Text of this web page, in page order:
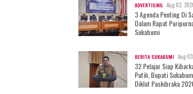
ADVERTISING Aug 03,
3 Agenda Penting Di
Dalam Rapat
Sukabumi
BERITA SUKABUMI Aug
32 Pelajar Siap
Putih, Bupati
Diklat Paskibraka